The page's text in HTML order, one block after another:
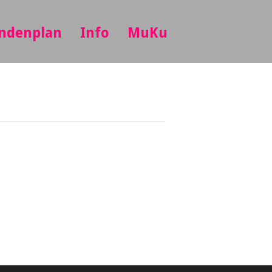
Info MuKu